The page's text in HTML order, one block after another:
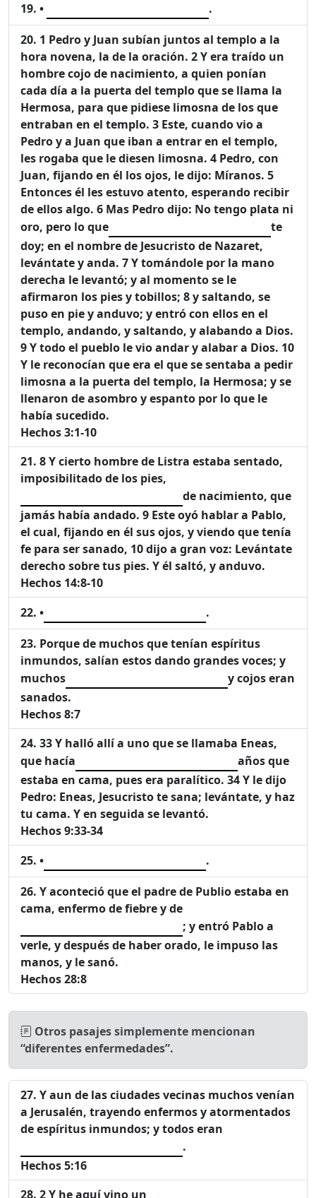
•
.
1 Pedro y Juan subían juntos al templo a la
hora novena, la de la oración. 2 Y era traído un
hombre cojo de nacimiento, a quien ponían
cada día a la puerta del templo que se llama la
Hermosa, para que pidiese limosna de los que
entraban en el templo. 3 Este, cuando vio a
Pedro y a Juan que iban a entrar en el templo,
les rogaba que le diesen limosna. 4 Pedro, con
Juan, fijando en él los ojos, le dijo: Míranos. 5
Entonces él les estuvo atento, esperando recibir
de ellos algo. 6 Mas Pedro dijo: No tengo plata ni
oro, pero lo que
te
doy; en el nombre de Jesucristo de Nazaret,
levántate y anda. 7 Y tomándole por la mano
derecha le levantó; y al momento se le
afirmaron los pies y tobillos; 8 y saltando, se
puso en pie y anduvo; y entró con ellos en el
templo, andando, y saltando, y alabando a Dios.
9 Y todo el pueblo le vio andar y alabar a Dios. 10
Y le reconocían que era el que se sentaba a pedir
limosna a la puerta del templo, la Hermosa; y se
llenaron de asombro y espanto por lo que le
había sucedido.
Hechos 3:1-10
8 Y cierto hombre de Listra estaba sentado,
imposibilitado de los pies,
de nacimiento, que
jamás había andado. 9 Este oyó hablar a Pablo,
el cual, fijando en él sus ojos, y viendo que tenía
fe para ser sanado, 10 dijo a gran voz: Levántate
derecho sobre tus pies. Y él saltó, y anduvo.
Hechos 14:8-10
•
.
Porque de muchos que tenían espíritus
inmundos, salían estos dando grandes voces; y
muchos
y cojos eran
sanados.
Hechos 8:7
33 Y halló allí a uno que se llamaba Eneas,
que hacía
años que
estaba en cama, pues era paralítico. 34 Y le dijo
Pedro: Eneas, Jesucristo te sana; levántate, y haz
tu cama. Y en seguida se levantó.
Hechos 9:33-34
•
.
Y aconteció que el padre de Publio estaba en
cama, enfermo de fiebre y de
; y entró Pablo a
verle, y después de haber orado, le impuso las
manos, y le sanó.
Hechos 28:8
Otros pasajes simplemente mencionan
“diferentes enfermedades”.
Y aun de las ciudades vecinas muchos venían
a Jerusalén, trayendo enfermos y atormentados
de espíritus inmundos; y todos eran
.
Hechos 5:16
2 Y he aquí vino un